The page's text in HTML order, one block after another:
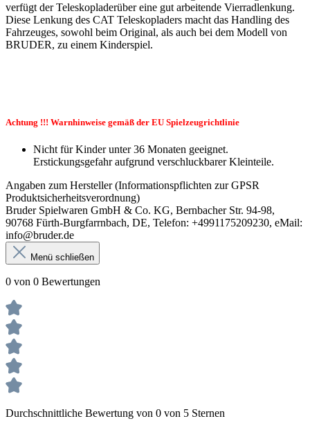
verfügt der Teleskopladerüber eine gut arbeitende Vierradlenkung.
Diese Lenkung des CAT Teleskopladers macht das Handling des
Fahrzeuges, sowohl beim Original, als auch bei dem Modell von
BRUDER, zu einem Kinderspiel.
Achtung !!! Warnhinweise gemäß der EU Spielzeugrichtlinie
Nicht für Kinder unter 36 Monaten geeignet.
Erstickungsgefahr aufgrund verschluckbarer Kleinteile.
Angaben zum Hersteller (Informationspflichten zur GPSR
Produktsicherheitsverordnung)
Bruder Spielwaren GmbH & Co. KG, Bernbacher Str. 94-98,
90768 Fürth-Burgfarrnbach, DE, Telefon: +4991175209230, eMail:
info@bruder.de
Menü schließen
0 von 0 Bewertungen
Durchschnittliche Bewertung von 0 von 5 Sternen